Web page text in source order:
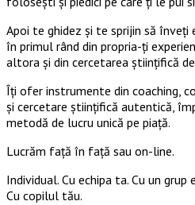
Apoi te ghidez și te sprijin să înveți
în primul rând din propria-ți
altora și din cercetarea științifică
Îți ofer instrumente din coaching,
și cercetare științifică autentică,
metodă de lucru unică pe piață.
Lucrăm față în față sau on-line.
Individual. Cu echipa ta. Cu un
Cu copilul tău.